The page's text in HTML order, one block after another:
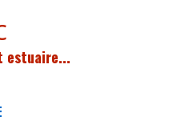
estuaire...